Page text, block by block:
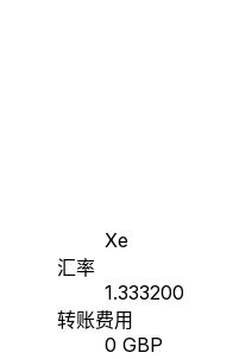
Xe
汇率
1.333200
转账费用
0 GBP